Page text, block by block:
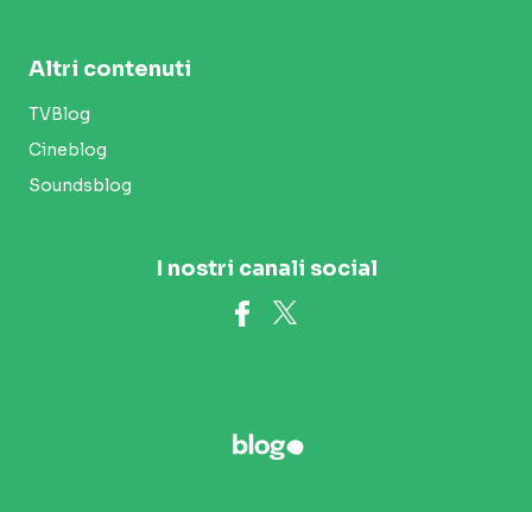
Altri contenuti
TVBlog
Cineblog
Soundsblog
I nostri canali social